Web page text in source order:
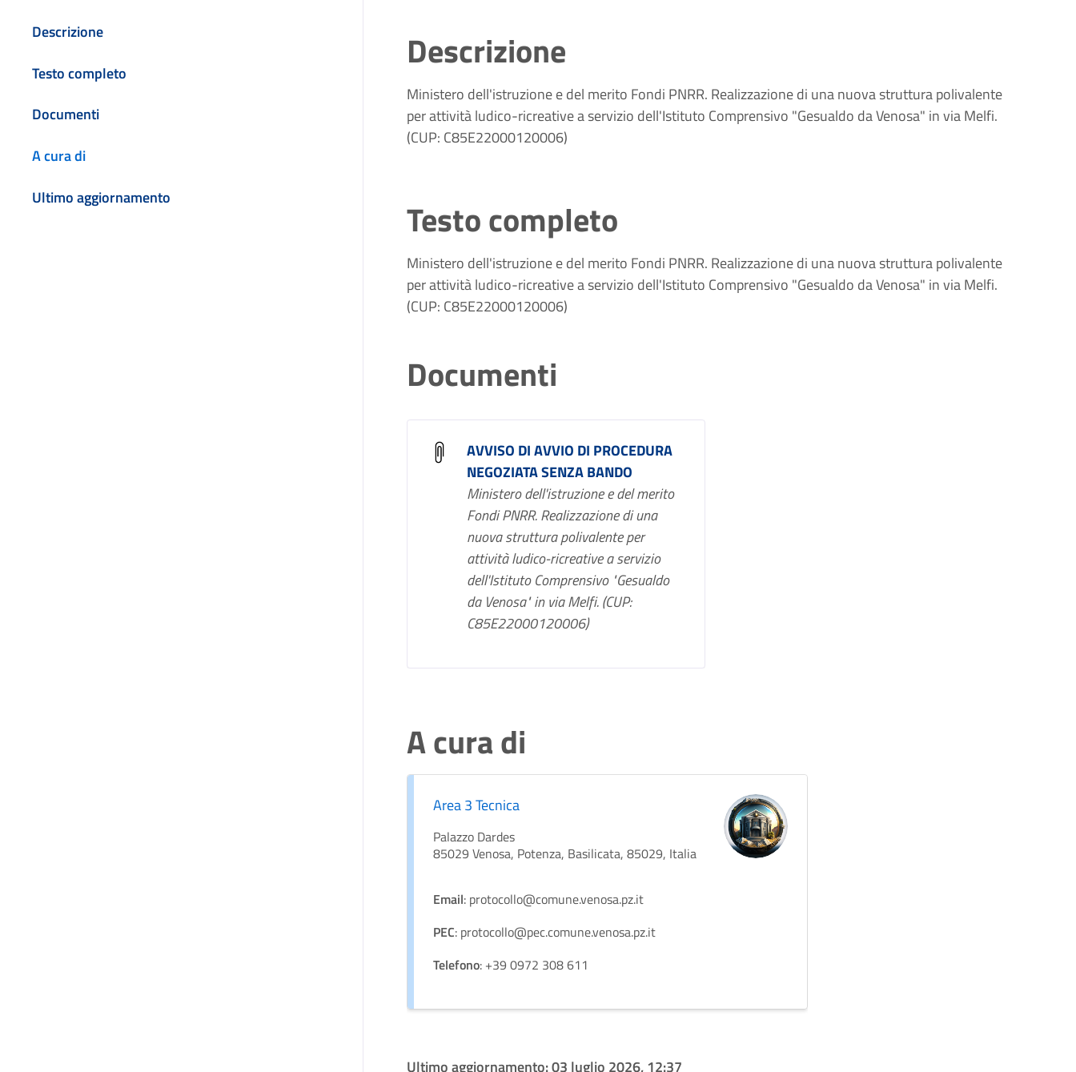
Descrizione
Testo completo
Documenti
A cura di
Ultimo aggiornamento
Descrizione
Ministero dell'istruzione e del merito Fondi PNRR. Realizzazione di una nuova struttura polivalente
per attività ludico-ricreative a servizio dell'Istituto Comprensivo "Gesualdo da Venosa" in via Melfi.
(CUP: C85E22000120006)
Testo completo
Ministero dell'istruzione e del merito Fondi PNRR. Realizzazione di una nuova struttura polivalente
per attività ludico-ricreative a servizio dell'Istituto Comprensivo "Gesualdo da Venosa" in via Melfi.
(CUP: C85E22000120006)
Documenti
AVVISO DI AVVIO DI PROCEDURA
NEGOZIATA SENZA BANDO
Ministero dell'istruzione e del merito
Fondi PNRR. Realizzazione di una
nuova struttura polivalente per
attività ludico-ricreative a servizio
dell'Istituto Comprensivo "Gesualdo
da Venosa" in via Melfi. (CUP:
C85E22000120006)
A cura di
Area 3 Tecnica
Palazzo Dardes
85029 Venosa, Potenza, Basilicata, 85029, Italia
Email: protocollo@comune.venosa.pz.it
PEC: protocollo@pec.comune.venosa.pz.it
Telefono: +39 0972 308 611
Ultimo aggiornamento:03 luglio 2026, 12:37